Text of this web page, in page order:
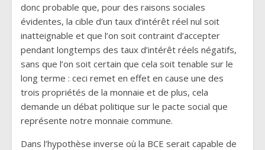
donc probable que, pour des raisons sociales
évidentes, la cible d’un taux d’intérêt réel nul soit
inatteignable et que l’on soit contraint d’accepter
pendant longtemps des taux d’intérêt réels négatifs,
sans que l’on soit certain que cela soit tenable sur le
long terme : ceci remet en effet en cause une des
trois propriétés de la monnaie et de plus, cela
demande un débat politique sur le pacte social que
représente notre monnaie commune.
Dans l’hypothèse inverse où la BCE serait capable de